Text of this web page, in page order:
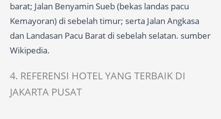
barat; Jalan Benyamin Sueb (bekas landas pacu
Kemayoran) di sebelah timur; serta Jalan Angkasa
dan Landasan Pacu Barat di sebelah selatan. sumber
Wikipedia.
4. REFERENSI HOTEL YANG TERBAIK DI
JAKARTA PUSAT